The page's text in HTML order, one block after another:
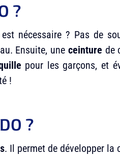
?
nécessaire ? Pas de
Ensuite, une ceinture de
pour les garçons, et
!
?
. Il permet de développer